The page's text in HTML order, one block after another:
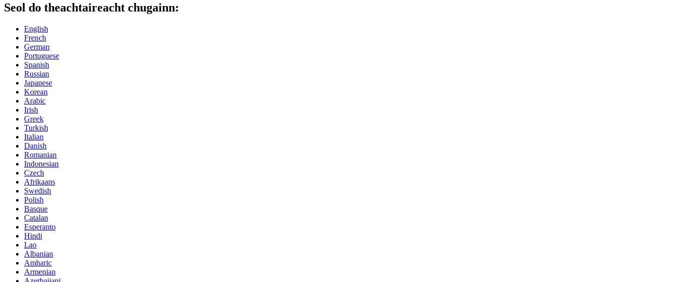
Seol do theachtaireacht chugainn:
English
French
German
Portuguese
Spanish
Russian
Japanese
Korean
Arabic
Irish
Greek
Turkish
Italian
Danish
Romanian
Indonesian
Czech
Afrikaans
Swedish
Polish
Basque
Catalan
Esperanto
Hindi
Lao
Albanian
Amharic
Armenian